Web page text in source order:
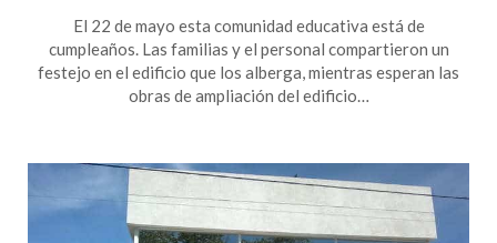
El 22 de mayo esta comunidad educativa está de
cumpleaños. Las familias y el personal compartieron un
festejo en el edificio que los alberga, mientras esperan las
obras de ampliación del edificio…